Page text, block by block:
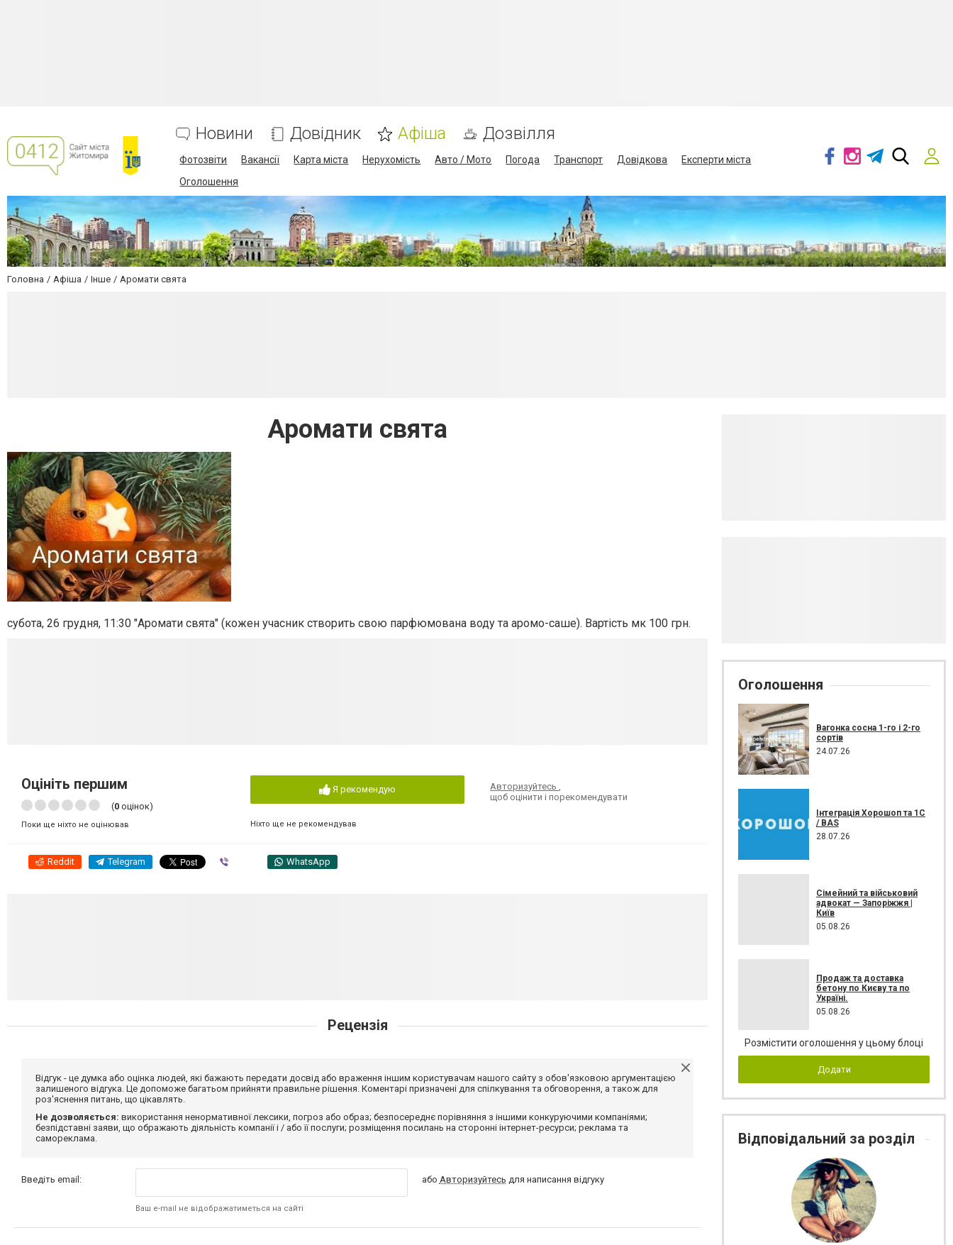
Новини Довідник Афіша Дозвілля
Фотозвіти Вакансії Карта міста Нерухомість Авто / Мото Погода Транспорт Довідкова
Експерти міста
Оголошення
Головна Афіша Інше Аромати свята
Аромати свята
субота, 26 грудня, 11:30 "Аромати свята" (кожен учасник створить свою парфюмована воду та аромо-саше). Вартість мк 100 грн.
Оцініть першим
(0 оцінок)
Поки ще ніхто не оцінював
Я рекомендую
Ніхто ще не рекомендував
Авторизуйтесь
щоб оцінити і порекомендувати
Reddit Telegram WhatsApp
Рецензія
Відгук - це думка або оцінка людей, які бажають передати досвід або враження іншим користувачам нашого сайту з обов'язковою аргументацією
залишеного відгука. Це допоможе багатьом прийняти правильне рішення. Коментарі призначені для спілкування та обговорення, а також для
роз'яснення питань, що цікавлять.
Не дозволяється: використання ненормативної лексики, погроз або образ; безпосереднє порівняння з іншими конкуруючими компаніями;
безпідставні заяви, що ображають діяльність компанії і / або її послуги; розміщення посилань на сторонні інтернет-ресурси; реклама та
самореклама.
Введіть email:
Ваш e-mail не відображатиметься на сайті
або Авторизуйтесь для написання відгуку
Оголошення
Вагонка сосна 1-го і 2-го
сортів
24.07.26
Інтеграція Хорошоп та 1C
/ BAS
28.07.26
Сімейний та військовий
адвокат — Запоріжжя |
Київ
05.08.26
Продаж та доставка
бетону по Києву та по
Україні.
05.08.26
Розмістити оголошення у цьому блоці
Додати
Відповідальний за розділ